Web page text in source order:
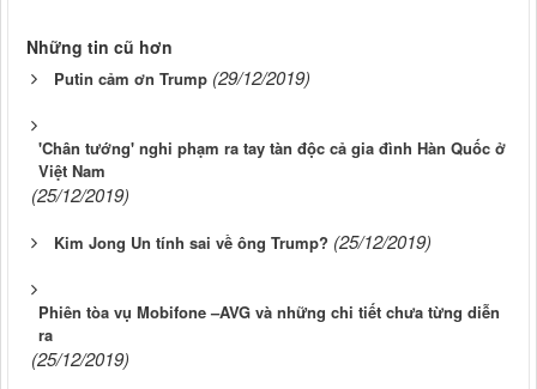
Những tin cũ hơn
Putin cảm ơn Trump (29/12/2019)
'Chân tướng' nghi phạm ra tay tàn độc cả gia đình Hàn Quốc ở
Việt Nam
(25/12/2019)
Kim Jong Un tính sai về ông Trump? (25/12/2019)
Phiên tòa vụ Mobifone –AVG và những chi tiết chưa từng diễn
ra
(25/12/2019)